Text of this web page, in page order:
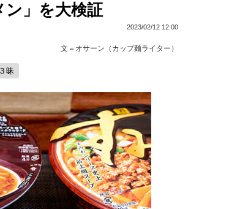
ン」を大検証
2023/02/12 12:00
文＝ オサーン（カップ麺ライター）
昧